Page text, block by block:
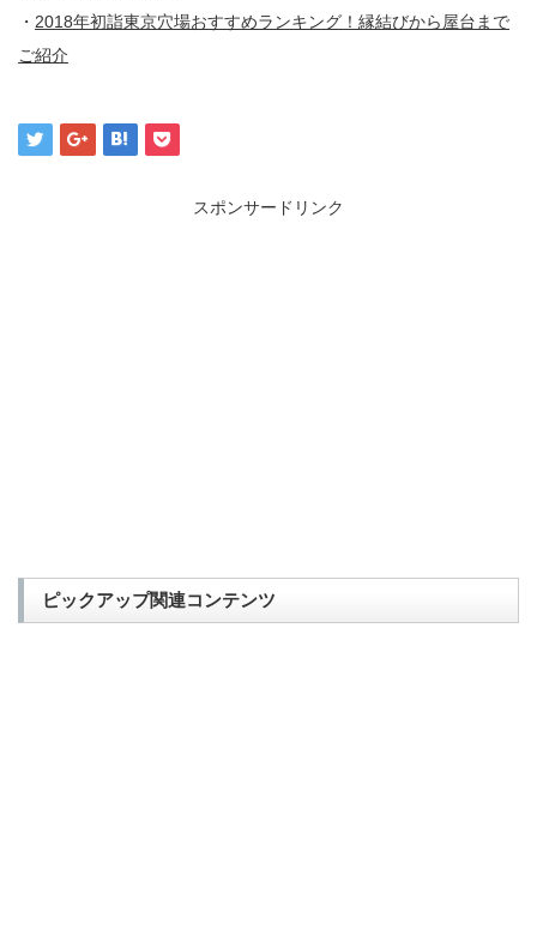
・ 2018年初詣東京穴場おすすめランキング！縁結びから屋台まで
ご紹介
スポンサードリンク
ピックアップ関連コンテンツ